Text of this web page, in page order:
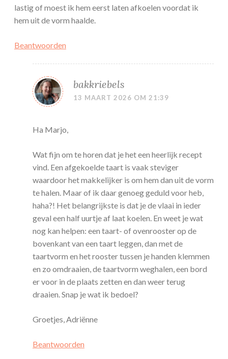
lastig of moest ik hem eerst laten afkoelen voordat ik
hem uit de vorm haalde.
Beantwoorden
bakkriebels
13 MAART 2026 OM 21:39
Ha Marjo,
Wat fijn om te horen dat je het een heerlijk recept
vind. Een afgekoelde taart is vaak steviger
waardoor het makkelijker is om hem dan uit de vorm
te halen. Maar of ik daar genoeg geduld voor heb,
haha?! Het belangrijkste is dat je de vlaai in ieder
geval een half uurtje af laat koelen. En weet je wat
nog kan helpen: een taart- of ovenrooster op de
bovenkant van een taart leggen, dan met de
taartvorm en het rooster tussen je handen klemmen
en zo omdraaien, de taartvorm weghalen, een bord
er voor in de plaats zetten en dan weer terug
draaien. Snap je wat ik bedoel?
Groetjes, Adriënne
Beantwoorden